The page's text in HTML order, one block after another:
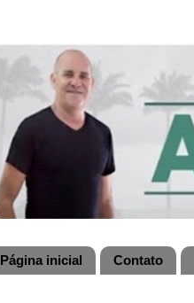
Página inicial Contato